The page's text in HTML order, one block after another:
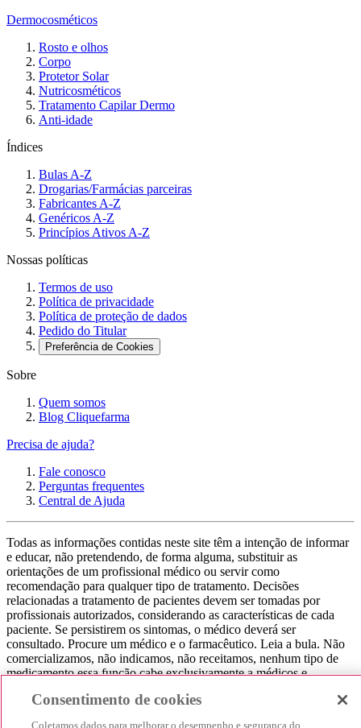
Dermocosméticos
Rosto e olhos
Corpo
Protetor Solar
Nutricosméticos
Tratamento Capilar Dermo
Anti-idade
Índices
Bulas A-Z
Drogarias/Farmácias parceiras
Fabricantes A-Z
Genéricos A-Z
Princípios Ativos A-Z
Nossas políticas
Termos de uso
Política de privacidade
Política de proteção de dados
Pedido do Titular
Preferência de Cookies
Sobre
Quem somos
Blog Cliquefarma
Precisa de ajuda?
Fale conosco
Perguntas frequentes
Central de Ajuda
Todas as informações contidas neste site têm a intenção de informar
e educar, não pretendendo, de forma alguma, substituir as
orientações de um profissional médico ou servir como
recomendação para qualquer tipo de tratamento. Decisões
relacionadas a tratamento de pacientes devem ser tomadas por
profissionais autorizados, considerando as características de cada
paciente. Se persistirem os sintomas, o médico deverá ser
consultado. Procure um médico e o farmacêutico. Leia a bula. Não
comercializamos, não indicamos, não receitamos, nenhum tipo de
medicamento essa função cabe exclusivamente a médicos e
consultar seu médico. Não somos uma loja ou marketplace, ou seja,
Consentimento de cookies
Coletamos dados para melhorar o desempenho e segurança do